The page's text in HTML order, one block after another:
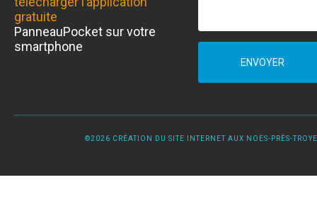
gratuite
PanneauPocket sur votre
smartphone
ENVOYER
©2026 CRÉATION DU SITE INTERNET AUX NOËS-PRÈS-